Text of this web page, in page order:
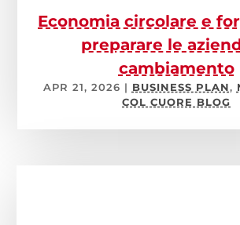
Economia circolare e
preparare le
cambiamento
APR 21, 2026 | BUSINESS PLAN,
COL CUORE BLOG